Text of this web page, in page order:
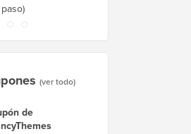
(ver todo)
de